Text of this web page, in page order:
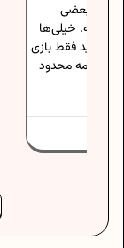
خیلی‌ها
فقط بازی
محدود